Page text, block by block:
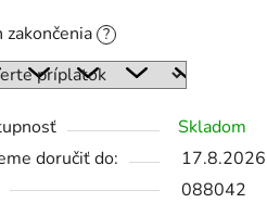
zakončenia ?
Skladom
doručiť do:
17.8.2026
088042